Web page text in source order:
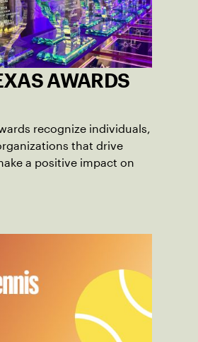
AWARDS
recognize individuals,
that drive
a positive impact on